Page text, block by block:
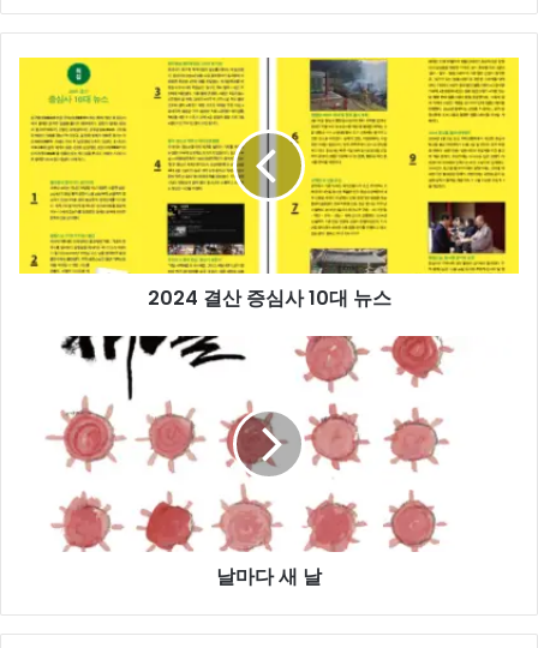
산
증
사
뉴
2024 결산 증심사 10대 뉴스
날마다 새 날